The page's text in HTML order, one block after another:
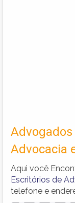
Advocacia
Aqui você
Escritórios de
telefone e